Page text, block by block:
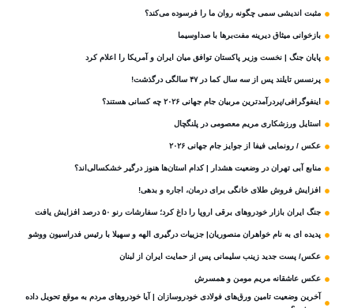
مثبت‌ اندیشی سمی چگونه روان ما را فرسوده می‌کند؟
بازخوانی میثاق دیرینه مفت‌برها با صداوسیما
پایان جنگ | نخست وزیر پاکستان توافق میان ایران و آمریکا را اعلام کرد
پرنسس تایلند پس از سه سال کما در ۴۷ سالگی درگذشت!
اینفوگرافی/پردرآمدترین مربیان جام جهانی ۲۰۲۶ چه کسانی هستند؟
استایل ورزشکاری مریم معصومی در پلنگچال
عکس / رونمایی فیفا از جوایز جام جهانی ۲۰۲۶
منابع آبی تهران در وضعیت هشدار | کدام استان‌ها هنوز درگیر خشکسالی‌اند؟
افزایش فروش طلای خانگی برای درمان، اجاره و بدهی!
جنگ ایران بازار خودروهای برقی اروپا را داغ کرد؛ سفارشات رنو ۵۰ درصد افزایش یافت
پدیده ای به نام خواهران منصوریان| جزییات درگیری الهه و سهیلا با رئیس فدراسیون ووشو
عکس/ پست جدید زینب سلیمانی پس از حمایت ایران از لبنان
عکس عاشقانه مریم مومن و همسرش
آخرین وضعیت تامین ورق‌های فولادی خودروسازان | آیا خودروهای مردم به موقع تحویل داده